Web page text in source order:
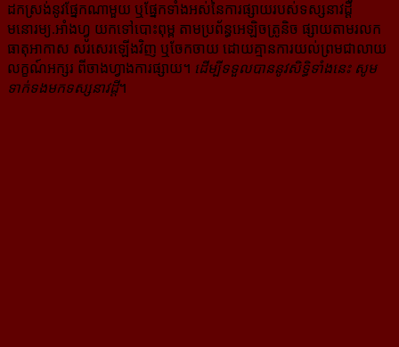
ដក​ស្រង់​នូវ​ផ្នែក​ណា​មួយ​ ឬ​ផ្នែក​ទាំង​អស់​នៃ​ការ​ផ្សាយ​របស់​ទស្សនាវដ្ដី​​
មនោរម្យ.អាំងហ្វូ យក​ទៅ​​បោះពុម្ព តាម​ប្រព័ន្ធ​អេឡិច​ត្រូនិច ផ្សាយ​តាម​រលក​
ធាតុអាកាស សរសេរ​ឡើង​វិញ ឬ​ចែក​ចាយ​ ដោយ​គ្មាន​ការ​យល់ព្រមជា​លាយ​
លក្ខណ៍​អក្សរ​ ពី​ចាងហ្វាង​ការ​ផ្សាយ​។ ដើម្បី​ទទួល​បាននូវសិទ្ធិ​ទាំងនេះ សូម​
ទាក់​ទង​មក​ទស្សនាវដ្ដី។